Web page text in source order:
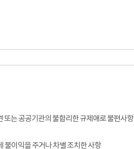
또는 공공기관의 불합리한 규제애로 불편사항
불이익을 주거나 차별 조치한 사항